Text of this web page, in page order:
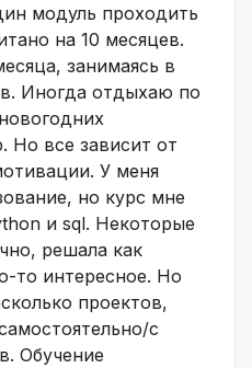
модуль проходить
на 10 месяцев.
занимаясь в
Иногда отдыхаю по
Но все зависит от
У меня
но курс мне
и sql. Некоторые
решала как
то интересное. Но
проектов,
с
Обучение